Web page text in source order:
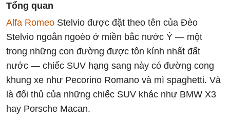
Tổng quan
Alfa Romeo Stelvio được đặt theo tên của Đèo
Stelvio ngoằn ngoèo ở miền bắc nước Ý — một
trong những con đường được tôn kính nhất đất
nước — chiếc SUV hạng sang này có đường cong
khung xe như Pecorino Romano và mì spaghetti. Và
là đối thủ của những chiếc SUV khác như BMW X3
hay Porsche Macan.